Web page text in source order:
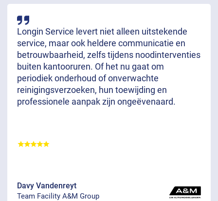
Longin Service levert niet alleen uitstekende
service, maar ook heldere communicatie en
betrouwbaarheid, zelfs tijdens noodinterventies
buiten kantooruren. Of het nu gaat om
periodiek onderhoud of onverwachte
reinigingsverzoeken, hun toewijding en
professionele aanpak zijn ongeëvenaard.
Davy Vandenreyt
Team Facility A&M Group